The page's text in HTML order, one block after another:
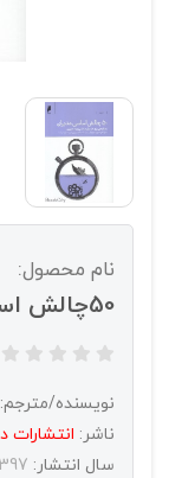
نام محصول:
50چالش اساسی مدیران
نویسنده/مترجم:
ناشر: انتشارات
سال انتشار: